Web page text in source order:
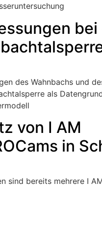
bei
des Wahnbachs und
als
von I AM
in
sind bereits mehrere I